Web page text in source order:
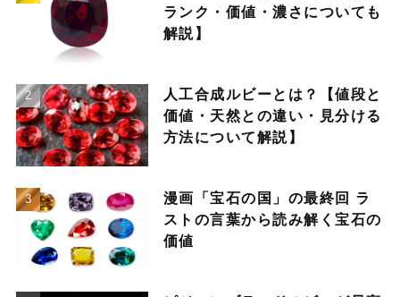
ランク・価値・濃さについても
解説】
人工合成ルビーとは？【値段と
価値・天然との違い・見分ける
方法について解説】
漫画「宝石の国」の最終回 ラ
ストの言葉から読み解く宝石の
価値